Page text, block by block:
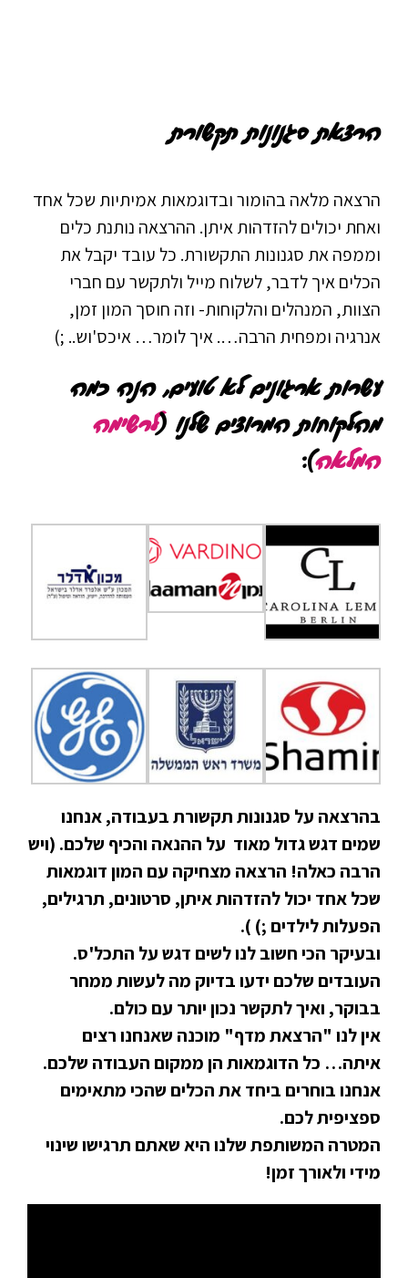
הרצאת סגנונות תקשורת
הרצאה מלאה בהומור ובדוגמאות אמיתיות שכל אחד
ואחת יכולים להזדהות איתן. ההרצאה נותנת כלים
וממפה את סגנונות התקשורת. כל עובד יקבל את
הכלים איך לדבר, לשלוח מייל ולתקשר עם חברי
הצוות, המנהלים והלקוחות- וזה חוסך המון זמן,
אנרגיה ומפחית הרבה…. איך לומר… איכס'וש.. ;)
עשרות ארגונים לא טועים, הנה כמה
מהלקוחות המרוצים שלנו (לרשימה
המלאה):
בהרצאה על סגנונות תקשורת בעבודה, אנחנו
שמים דגש גדול מאוד על ההנאה והכיף שלכם. (ויש
הרבה כאלה! הרצאה מצחיקה עם המון דוגמאות
שכל אחד יכול להזדהות איתן, סרטונים, תרגילים,
הפעלות לילדים ;) ).
ובעיקר הכי חשוב לנו לשים דגש על התכל'ס.
העובדים שלכם ידעו בדיוק מה לעשות ממחר
בבוקר, ואיך לתקשר נכון יותר עם כולם.
אין לנו "הרצאת מדף" מוכנה שאנחנו רצים
איתה… כל הדוגמאות הן ממקום העבודה שלכם.
אנחנו בוחרים ביחד את הכלים שהכי מתאימים
ספציפית לכם.
המטרה המשותפת שלנו היא שאתם תרגישו שינוי
מידי ולאורך זמן!